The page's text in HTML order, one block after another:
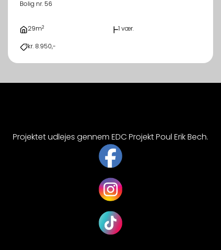
Bolig nr. 56
29m2 1 vær.
kr. 8.950,-
Projektet udlejes gennem EDC Projekt Poul Erik Bech.